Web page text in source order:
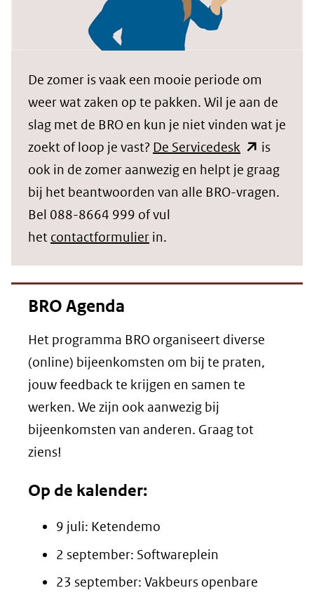
De zomer is vaak een mooie periode om
weer wat zaken op te pakken. Wil je aan de
slag met de BRO en kun je niet vinden wat je
zoekt of loop je vast? De Servicedesk (opent
in
nieuw
een
is
ook in de zomer aanwezig en helpt je graag
bij het beantwoorden van alle BRO-vragen.
Bel 088-8664 999 of vul
het contactformulier in.
BRO Agenda
Het programma BRO organiseert diverse
(online) bijeenkomsten om bij te praten,
jouw feedback te krijgen en samen te
werken. We zijn ook aanwezig bij
bijeenkomsten van anderen. Graag tot
ziens!
Op de kalender:
9 juli: Ketendemo
2 september: Softwareplein
23 september: Vakbeurs openbare